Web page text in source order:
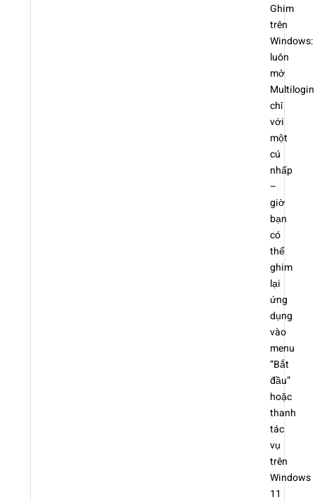
Ghim
trên
Windows:
luôn
mở
Multilogin
chỉ
với
một
cú
nhấp
–
giờ
bạn
có
thể
ghim
lại
ứng
dụng
vào
menu
“Bắt
đầu”
hoặc
thanh
tác
vụ
trên
Windows
11